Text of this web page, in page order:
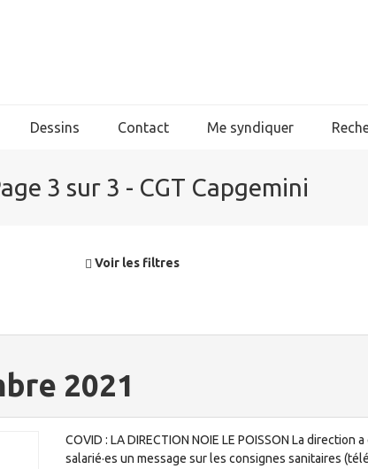
Dessins Contact Me syndiquer
3 sur 3 - CGT Capgemini
Voir les filtres
2021
COVID : LA DIRECTION NOIE LE POISSON La
salarié·es un message sur les consignes sanitaires